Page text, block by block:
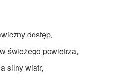
dostęp,
świeżego powietrza,
silny wiatr,